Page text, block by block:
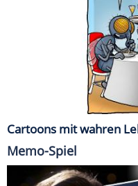
Cartoons mit wahren
Memo-Spiel